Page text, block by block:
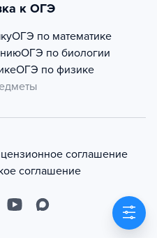
к ОГЭ
ОГЭ по математике
ОГЭ по биологии
ОГЭ по физике
соглашение
соглашение